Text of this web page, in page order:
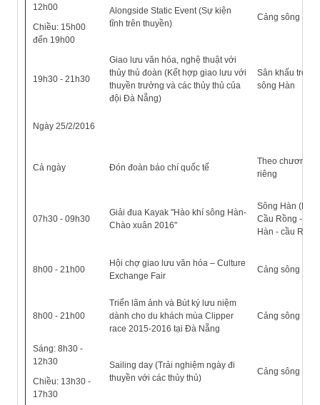
12h00
Alongside Static Event (Sự kiện
tĩnh trên thuyền)
Cảng sông Hàn
Chiều: 15h00
đến 19h00
19h30 - 21h30
Giao lưu văn hóa, nghệ thuật với
thủy thủ đoàn (Kết hợp giao lưu với
thuyền trưởng và các thủy thủ của
đội Đà Nẵng)
Sân khấu trong
sông Hàn
Ngày 25/2/2016
Cả ngày Đón đoàn báo chí quốc tế
Theo chương
riêng
07h30 - 09h30
Giải đua Kayak "Hào khí sông Hàn-
Chào xuân 2016"
Sông Hàn (Lộ
Cầu Rồng -
Hàn - cầu
8h00 - 21h00
Hội chợ giao lưu văn hóa – Culture
Exchange Fair
Cảng sông Hàn
8h00 - 21h00
Triển lãm ảnh và Bút ký lưu niệm
dành cho du khách mùa Clipper
race 2015-2016 tại Đà Nẵng
Cảng sông Hàn
Sáng: 8h30 -
12h30
Sailing day (Trải nghiệm ngày đi
thuyền với các thủy thủ)
Cảng sông Hàn
Chiều: 13h30 -
17h30